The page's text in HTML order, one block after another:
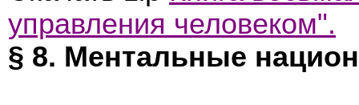
управления человеком".
§ 8. Ментальные